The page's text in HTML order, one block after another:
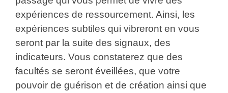
expériences de ressourcement. Ainsi, les
expériences subtiles qui vibreront en vous
seront par la suite des signaux, des
indicateurs. Vous constaterez que des
facultés se seront éveillées, que votre
pouvoir de guérison et de création ainsi que